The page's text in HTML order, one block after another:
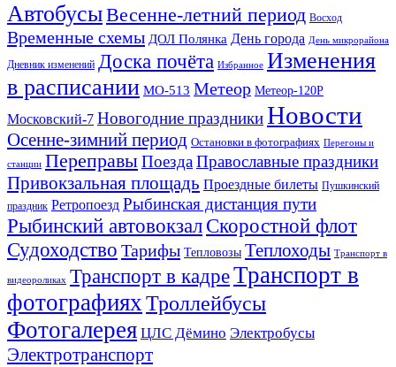
АвтобусыВесенне-летний период Восход
Временные схемы ДОЛ Полянка День города День микрорайона
Дневник изменений Доска почёта Избранное Изменения
в расписании МО-513 Метеор Метеор-120Р
Московский-7 Новогодние праздникиНовости
Осенне-зимний период Остановки в фотографиях Перегоны и
станции ПереправыПоездаПравославные праздники
Привокзальная площадь Проездные билеты Пушкинский
праздник Ретропоезд Рыбинская дистанция пути
Рыбинский автовокзал Скоростной флот
Судоходство Тарифы Тепловозы Теплоходы Транспорт в
видеороликах Транспорт в кадреТранспорт в
фотографияхТроллейбусы
Фотогалерея ЦЛС Дёмино Электробусы
Электротранспорт